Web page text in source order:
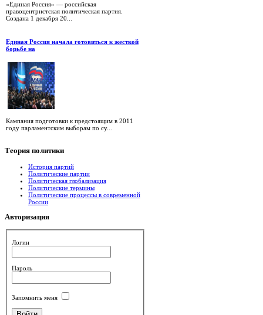
«Единая Россия» — российская
правоцентристская политическая партия.
Создана 1 декабря 20...
Единая Россия начала готовиться к жесткой
борьбе на
Кампания подготовки к предстоящим в 2011
году парламентским выборам по су...
Теория политики
История партий
Политические партии
Политическая глобализация
Политические термины
Политические процессы в современной
России
Авторизация
Логин
Пароль
Запомнить меня